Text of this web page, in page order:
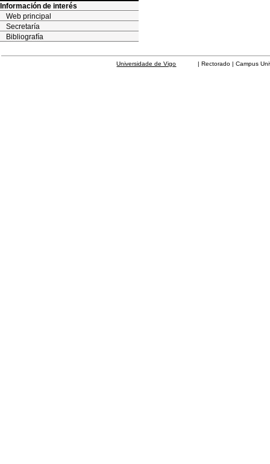
Información de interés
Web principal
Secretaría
Bibliografía
Universidade de Vigo | Rectorado | Campus